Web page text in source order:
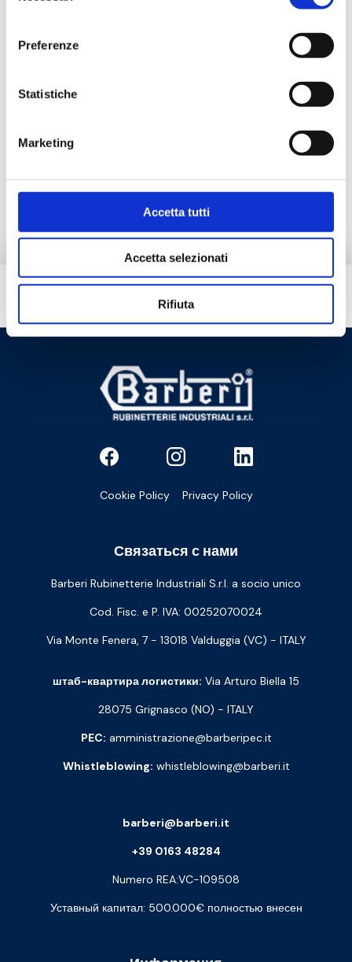
Preferenze
Statistiche
Marketing
Accetta tutti
Accetta selezionati
Rifiuta
Угловой запорный клапан c соединением для
Вам нужна помощь?
Cookie Policy Privacy Policy
Связаться с нами
Barberi Rubinetterie Industriali S.r.l. a socio unico
Cod. Fisc. e P. IVA: 00252070024
Via Monte Fenera, 7 - 13018 Valduggia (VC) - ITALY
штаб-квартира логистики: Via Arturo Biella 15
28075 Grignasco (NO) - ITALY
PEC: amministrazione@barberipec.it
Whistleblowing: whistleblowing@barberi.it
barberi@barberi.it
+39 0163 48284
Numero REA:VC-109508
Уставный капитал: 500.000€ полностью внесен